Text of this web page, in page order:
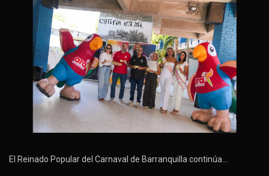
El Reinado Popular del Carnaval de Barranquilla continúa…